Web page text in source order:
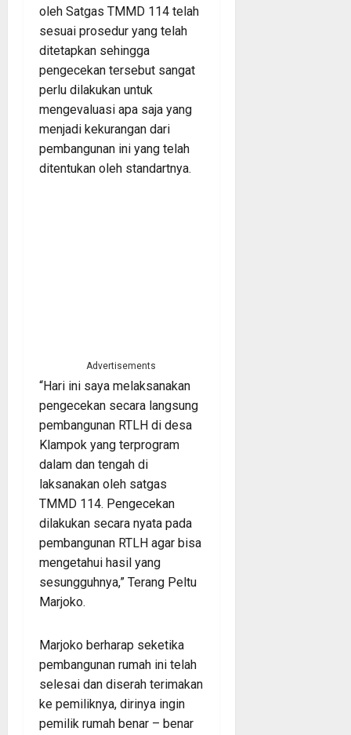
oleh Satgas TMMD 114 telah
sesuai prosedur yang telah
ditetapkan sehingga
pengecekan tersebut sangat
perlu dilakukan untuk
mengevaluasi apa saja yang
menjadi kekurangan dari
pembangunan ini yang telah
ditentukan oleh standartnya.
Advertisements
“Hari ini saya melaksanakan
pengecekan secara langsung
pembangunan RTLH di desa
Klampok yang terprogram
dalam dan tengah di
laksanakan oleh satgas
TMMD 114. Pengecekan
dilakukan secara nyata pada
pembangunan RTLH agar bisa
mengetahui hasil yang
sesungguhnya,” Terang Peltu
Marjoko.
Marjoko berharap seketika
pembangunan rumah ini telah
selesai dan diserah terimakan
ke pemiliknya, dirinya ingin
pemilik rumah benar – benar